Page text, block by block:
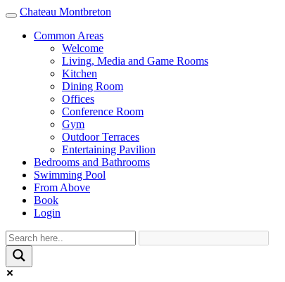
Toggle
navigation
Chateau Montbreton
Common Areas
Welcome
Living, Media and Game Rooms
Kitchen
Dining Room
Offices
Conference Room
Gym
Outdoor Terraces
Entertaining Pavilion
Bedrooms and Bathrooms
Swimming Pool
From Above
Book
Login